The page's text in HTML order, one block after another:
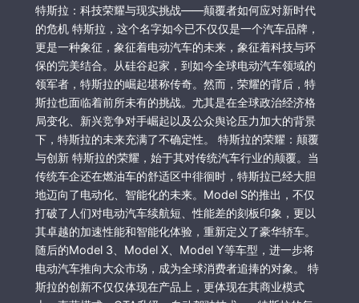
特斯拉：科技荣耀与现实挑战——颠覆者如何应对新时代
的危机 特斯拉，这个名字如今已不仅仅是一个汽车品牌，
更是一种象征，象征着电动汽车的未来，象征着科技与环
保的完美结合。从硅谷起家，到如今全球电动汽车领域的
领军者，特斯拉的崛起堪称传奇。然而，荣耀的背后，特
斯拉也面临着前所未有的挑战。尤其是在全球政治经济格
局变化、新兴竞争对手崛起以及公众舆论压力加大的背景
下，特斯拉的未来充满了不确定性。 特斯拉的荣耀：颠覆
与创新 特斯拉的荣耀，始于其对传统汽车行业的颠覆。当
传统车企还在燃油车的舒适区中徘徊时，特斯拉已经大胆
地迈向了电动化、智能化的未来。Model S的推出，不仅
打破了人们对电动汽车续航短、性能差的刻板印象，更以
其卓越的加速性能和智能化体验，重新定义了豪华轿车。
随后的Model 3、Model X、Model Y等车型，进一步将
电动汽车推向大众市场，成为全球消费者追捧的对象。 特
斯拉的创新不仅仅体现在产品上，更体现在其商业模式